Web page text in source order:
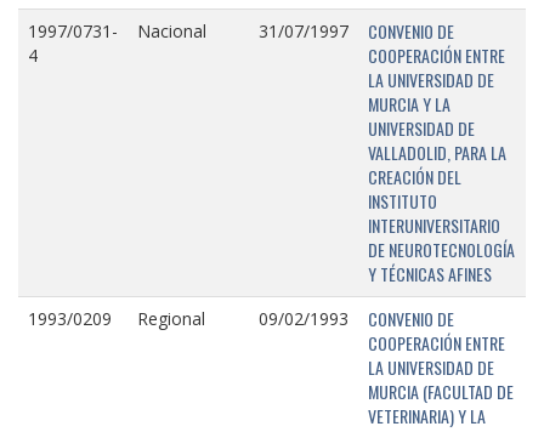
1997/0731-
4
Nacional 31/07/1997
CONVENIO DE
COOPERACIÓN ENTRE
LA UNIVERSIDAD DE
MURCIA Y LA
UNIVERSIDAD DE
VALLADOLID, PARA LA
CREACIÓN DEL
INSTITUTO
INTERUNIVERSITARIO
DE NEUROTECNOLOGÍA
Y TÉCNICAS AFINES
1993/0209 Regional 09/02/1993
CONVENIO DE
COOPERACIÓN ENTRE
LA UNIVERSIDAD DE
MURCIA (FACULTAD DE
VETERINARIA) Y LA